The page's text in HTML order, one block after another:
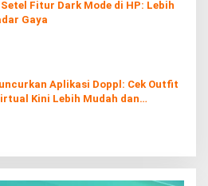
Fitur Dark Mode di HP: Lebih
Gaya
Aplikasi Doppl: Cek Outfit
Kini Lebih Mudah dan